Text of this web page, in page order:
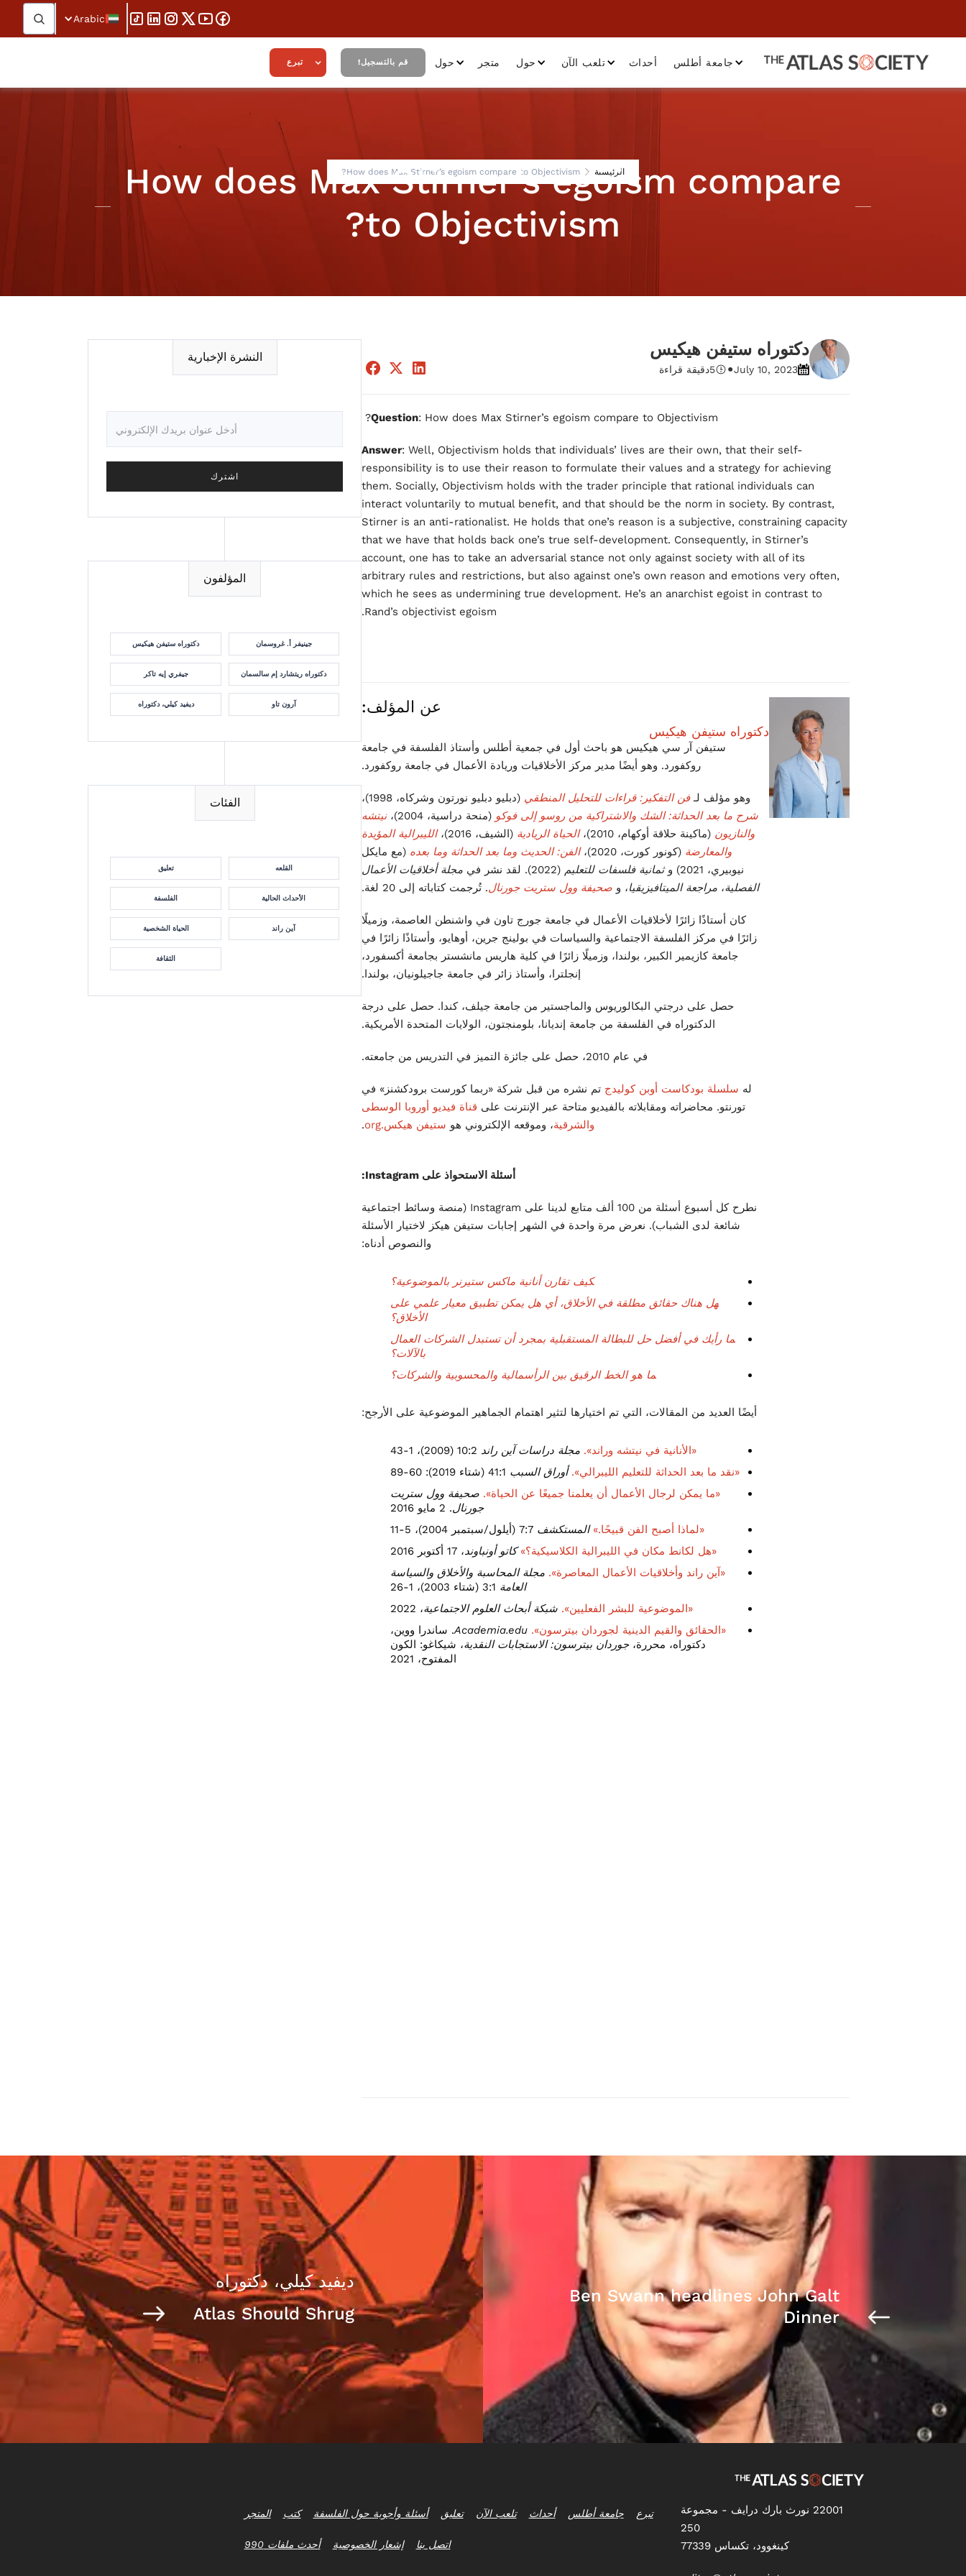
Arabic
جامعة أطلس أحداث تلعب الآن حول متجر حول قم بالتسجيل! تبرع
الرئيسية How does Max Stirner’s egoism compare to Objectivism?
How does Max Stirner’s egoism compare
to Objectivism?
دكتوراه ستيفن هيكيس
July 10, 2023
•
5دقيقة قراءة
Question: How does Max Stirner’s egoism compare to Objectivism?
Answer: Well, Objectivism holds that individuals’ lives are their own, that their self-
responsibility is to use their reason to formulate their values and a strategy for achieving
them. Socially, Objectivism holds with the trader principle that rational individuals can
interact voluntarily to mutual benefit, and that should be the norm in society. By contrast,
Stirner is an anti-rationalist. He holds that one’s reason is a subjective, constraining capacity
that we have that holds back one’s true self-development. Consequently, in Stirner’s
account, one has to take an adversarial stance not only against society with all of its
arbitrary rules and restrictions, but also against one’s own reason and emotions very often,
which he sees as undermining true development. He’s an anarchist egoist in contrast to
Rand’s objectivist egoism.
عن المؤلف:
دكتوراه ستيفن هيكيس
ستيفن آر سي هيكيس هو باحث أول في جمعية أطلس وأستاذ الفلسفة في جامعة
روكفورد. وهو أيضًا مدير مركز الأخلاقيات وريادة الأعمال في جامعة روكفورد.
وهو مؤلف لـفن التفكير: قراءات للتحليل المنطقي (دبليو دبليو نورتون وشركاه، 1998)،
شرح ما بعد الحداثة: الشك والاشتراكية من روسو إلى فوكو (منحة دراسية، 2004)،
نيتشه
والنازيون (ماكينة حلاقة أوكهام، 2010)، الحياة الريادية (الشيف، 2016)،
الليبرالية المؤيدة
والمعارضة (كونور كورت، 2020)، الفن: الحديث وما بعد الحداثة وما بعده (مع مايكل
نيوبيري، 2021) و
ثمانية فلسفات للتعليم (2022). لقد نشر في
مجلة أخلاقيات الأعمال
الفصلية، مراجعة الميتافيزيقيا، و صحيفة وول ستريت جورنال. تُرجمت كتاباته إلى 20 لغة.
كان أستاذًا زائرًا لأخلاقيات الأعمال في جامعة جورج تاون في واشنطن العاصمة، وزميلًا
زائرًا في مركز الفلسفة الاجتماعية والسياسات في بولينج جرين، أوهايو، وأستاذًا زائرًا في
جامعة كازيمير الكبير، بولندا، وزميلًا زائرًا في كلية هاريس مانشستر بجامعة أكسفورد،
إنجلترا، وأستاذ زائر في جامعة جاجيلونيان، بولندا.
حصل على درجتي البكالوريوس والماجستير من جامعة جيلف، كندا. حصل على درجة
الدكتوراه في الفلسفة من جامعة إنديانا، بلومنجتون، الولايات المتحدة الأمريكية.
في عام 2010، حصل على جائزة التميز في التدريس من جامعته.
له سلسلة بودكاست أوبن كوليدج تم نشره من قبل شركة «ربما كورست برودكشنز» في
تورنتو. محاضراته ومقابلاته بالفيديو متاحة عبر الإنترنت على قناة فيديو أوروبا الوسطى
والشرقية، وموقعه الإلكتروني هو ستيفن هيكس.org .
أسئلة الاستحواذ على Instagram:
نطرح كل أسبوع أسئلة من 100 ألف متابع لدينا على Instagram (منصة وسائط اجتماعية
شائعة لدى الشباب). نعرض مرة واحدة في الشهر إجابات ستيفن هيكز لاختيار الأسئلة
والنصوص أدناه:
كيف تقارن أنانية ماكس ستيرنر بالموضوعية؟
هل هناك حقائق مطلقة في الأخلاق، أي هل يمكن تطبيق معيار علمي على
الأخلاق؟
ما رأيك في أفضل حل للبطالة المستقبلية بمجرد أن تستبدل الشركات العمال
بالآلات؟
ما هو الخط الرقيق بين الرأسمالية والمحسوبية والشركات؟
أيضًا العديد من المقالات، التي تم اختيارها لتثير اهتمام الجماهير الموضوعية على الأرجح:
«الأنانية في نيتشه وراند». مجلة دراسات آين راند
«نقد ما بعد الحداثة للتعليم الليبرالي». أوراق السبب
«ما يمكن لرجال الأعمال أن يعلمنا جميعًا عن الحياة». صحيفة وول ستريت
جورنال. 2 مايو 2016
«لماذا أصبح الفن قبيحًا.» المستكشف 7:7 (أيلول/سبتمبر 2004)، 5-11
«هل لكانط مكان في الليبرالية الكلاسيكية؟» كاتو أونباوند، 17 أكتوبر 2016
«آين راند وأخلاقيات الأعمال المعاصرة». مجلة المحاسبة والأخلاق والسياسة
العامة
«الموضوعية للبشر الفعليين». شبكة أبحاث العلوم الاجتماعية، 2022
«الحقائق والقيم الدينية لجوردان بيترسون». Academia.edu. ساندرا ووين،
دكتوراه، محررة،جوردان بيترسون: الاستجابات النقدية، شيكاغو: الكون
المفتوح، 2021
النشرة الإخبارية
المؤلفون
دكتوراه ستيفن هيكيس جينيفر أ. غروسمان
جيفري إيه تاكر دكتوراه ريتشارد إم سالسمان
ديفيد كيلي، دكتوراه آرون تاو
الفئات
تعليق القلعه
الفلسفة الأحداث الحالية
الحياة الشخصية آين راند
الثقافة
Ben Swann headlines John Galt
Dinner
ديفيد كيلي، دكتوراه
Atlas Should Shrug
22001 نورث بارك درايف - مجموعة
250
كينغوود، تكساس 77339
تبرع جامعة أطلس أحداث تلعب الآن تعليق أسئلة وأجوبة حول الفلسفة كتب المتجر
اتصل بنا إشعار الخصوصية أحدث ملفات 990